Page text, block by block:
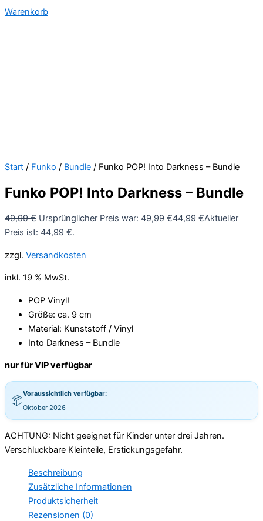
Warenkorb
pre
Start / Funko / Bundle / Funko POP! Into Darkness – Bundle
Funko POP! Into Darkness – Bundle
49,99€ Ursprünglicher Preis war: 49,99 €44,99 €Aktueller
Preis ist: 44,99 €.
zzgl. Versandkosten
inkl. 19 % MwSt.
POP Vinyl!
Größe: ca. 9 cm
Material: Kunststoff / Vinyl
Into Darkness – Bundle
nur für VIP verfügbar
📦
Voraussichtlich verfügbar:
Oktober 2026
ACHTUNG: Nicht geeignet für Kinder unter drei Jahren.
Verschluckbare Kleinteile, Erstickungsgefahr.
Beschreibung
Zusätzliche Informationen
Produktsicherheit
Rezensionen (0)